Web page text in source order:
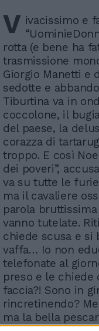
V ivacissimo e
rotta (e bene ha
trasmissione
Giorgio Manetti e
sedotte e
Tiburtina va in
coccolone, il
del paese, la
corazza di
troppo. E così
dei poveri”,
va su tutte le
ma il cavaliere
parola
vanno tutelate.
chiede scusa e si
vaffa… Io non
telefonate al
preso e le chiede
faccia?! Sono in
rincretinendo?
ma la bella